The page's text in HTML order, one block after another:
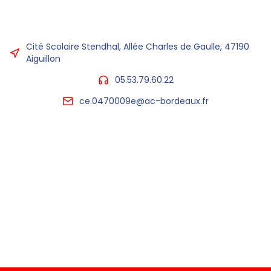
Cité Scolaire Stendhal, Allée Charles de Gaulle, 47190
Aiguillon
05.53.79.60.22
ce.0470009e@ac-bordeaux.fr